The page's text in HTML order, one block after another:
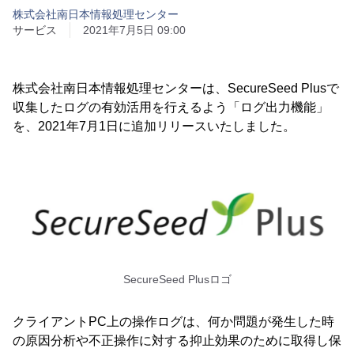
株式会社南日本情報処理センター
サービス
2021年7月5日 09:00
株式会社南日本情報処理センターは、SecureSeed Plusで
収集したログの有効活用を行えるよう「ログ出力機能」
を、2021年7月1日に追加リリースいたしました。
SecureSeed Plusロゴ
クライアントPC上の操作ログは、何か問題が発生した時
の原因分析や不正操作に対する抑止効果のために取得し保